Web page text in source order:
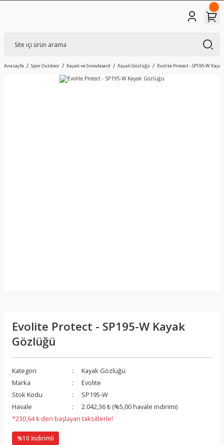
Anasayfa Spor Outdoor Kayak ve Snowboard Kayak Gözlüğü Evolite Protect - SP195-W
Evolite Protect - SP195-W Kayak
Gözlüğü
Kategori
Kayak Gözlüğü
Marka
Evolite
Stok Kodu
SP195-W
Havale
2.042,36 ₺ (%5,00 havale indirimi)
*230,64 ₺ den başlayan taksitlerle!
%10 İndirimli